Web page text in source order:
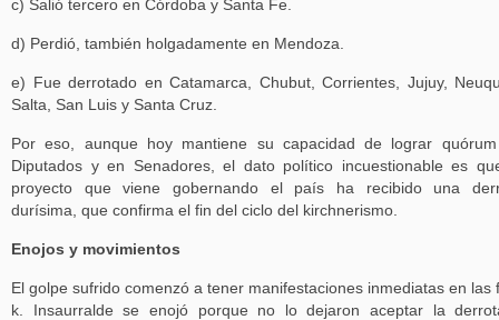
c) Salió tercero en Córdoba y Santa Fe.
d) Perdió, también holgadamente en Mendoza.
e) Fue derrotado en Catamarca, Chubut, Corrientes, Jujuy,
Salta, San Luis y Santa Cruz.
Por eso, aunque hoy mantiene su capacidad de lograr
Diputados y en Senadores, el dato político incuestionable es
proyecto que viene gobernando el país ha recibido una
durísima, que confirma el fin del ciclo del kirchnerismo.
Enojos y movimientos
El golpe sufrido comenzó a tener manifestaciones inmediatas en las
k. Insaurralde se enojó porque no lo dejaron aceptar la